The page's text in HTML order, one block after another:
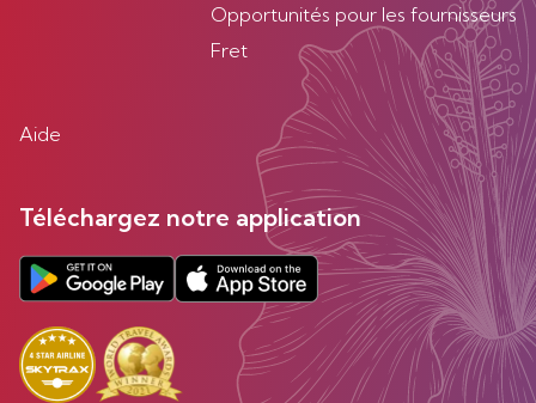
Opportunités pour les fournisseurs
Fret
Aide
Téléchargez notre application